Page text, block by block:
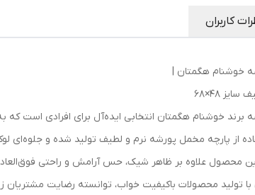
کاربران
خوشنام هگمتان |
48×68
برند خوشنام هگمتان انتخابی ایده‌آل برای افرادی است که
از پارچه مخمل پورشه نرم و لطیف تولید شده و
محصول علاوه بر ظاهر شیک، حس آرامش و راحتی
تولید محصولات باکیفیت خواب، توانسته رضایت مشتریان